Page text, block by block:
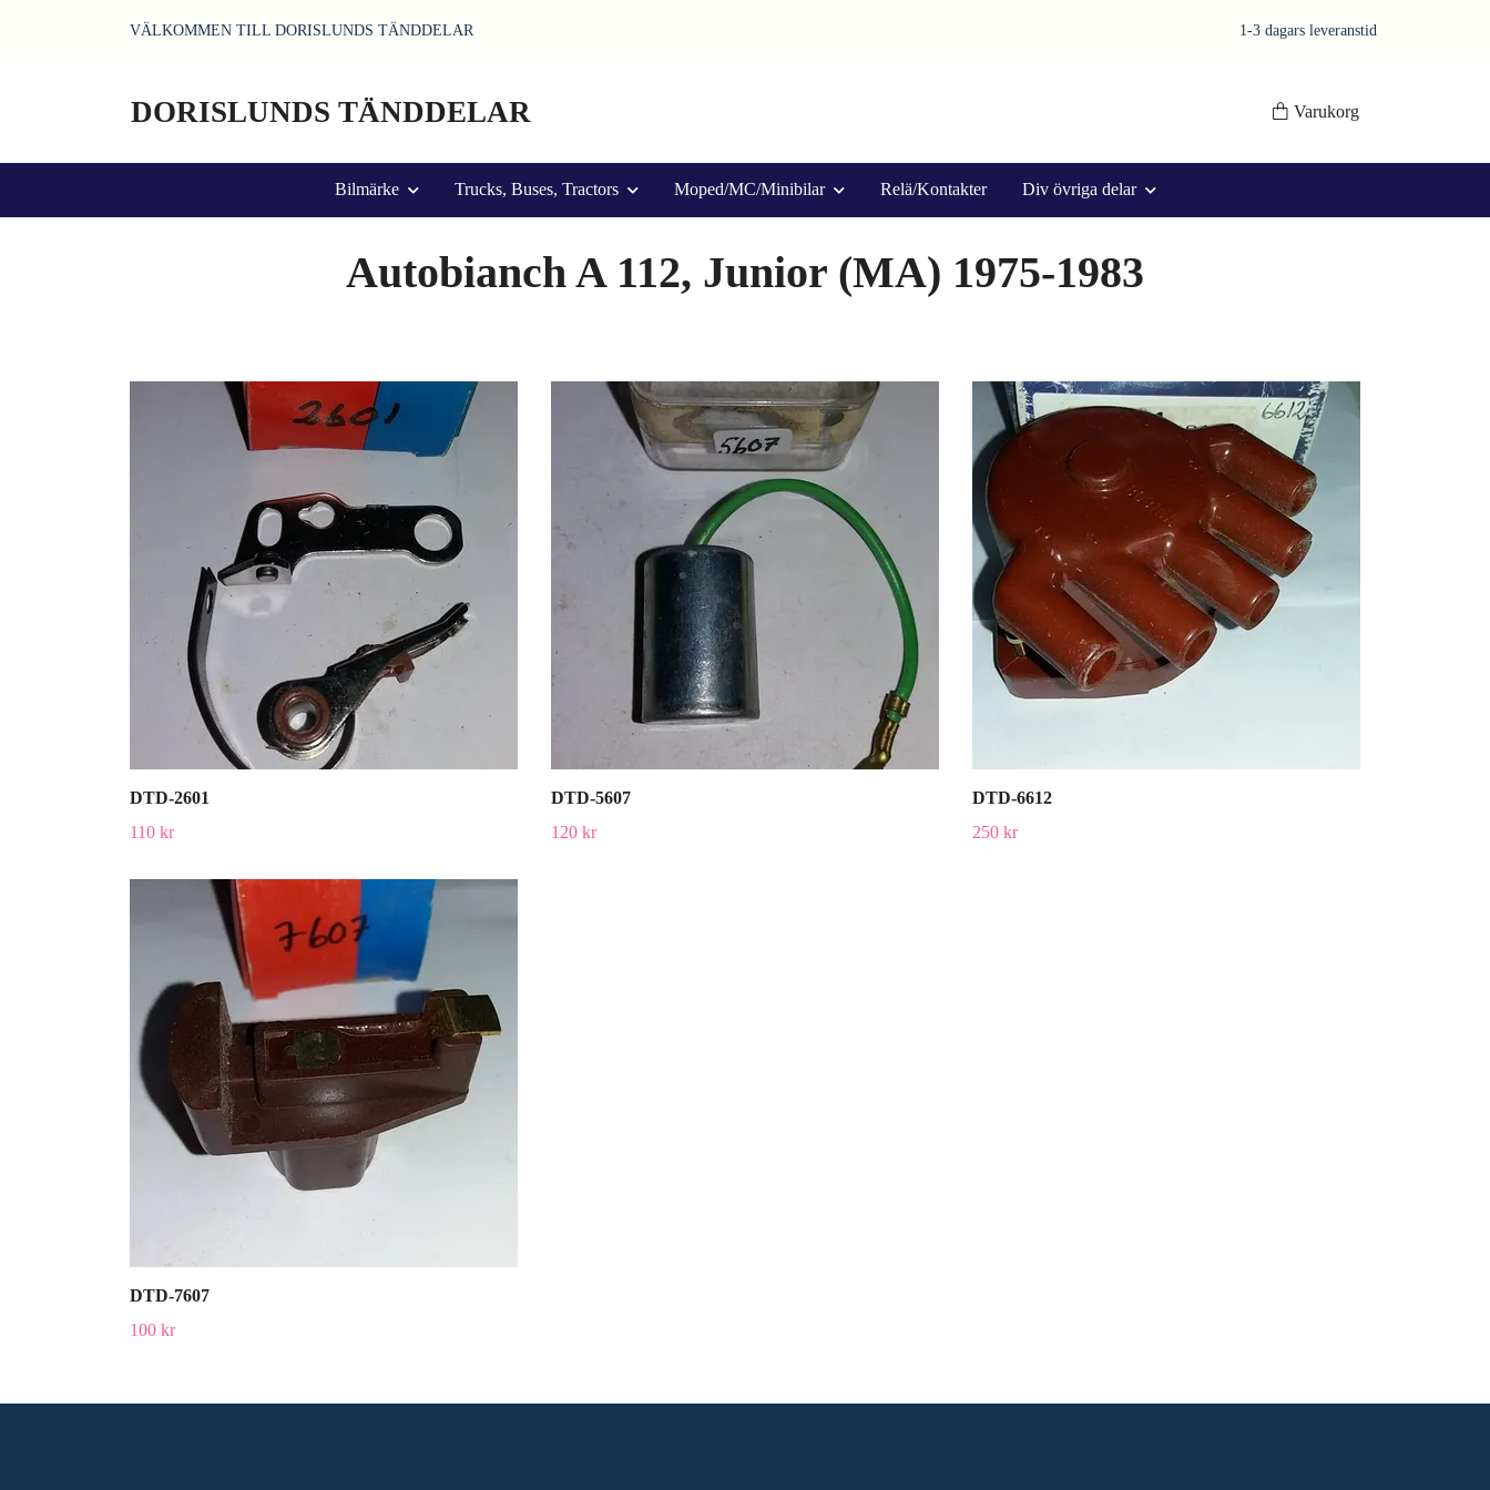
VÄLKOMMEN TILL DORISLUNDS TÄNDDELAR 1-3 dagars leveranstid
DORISLUNDS TÄNDDELAR Varukorg
Bilmärke Trucks, Buses, Tractors Moped/MC/Minibilar Relä/Kontakter Div övriga delar
Autobianch A 112, Junior (MA) 1975-1983
DTD-2601
110 kr
DTD-5607
120 kr
DTD-6612
250 kr
DTD-7607
100 kr